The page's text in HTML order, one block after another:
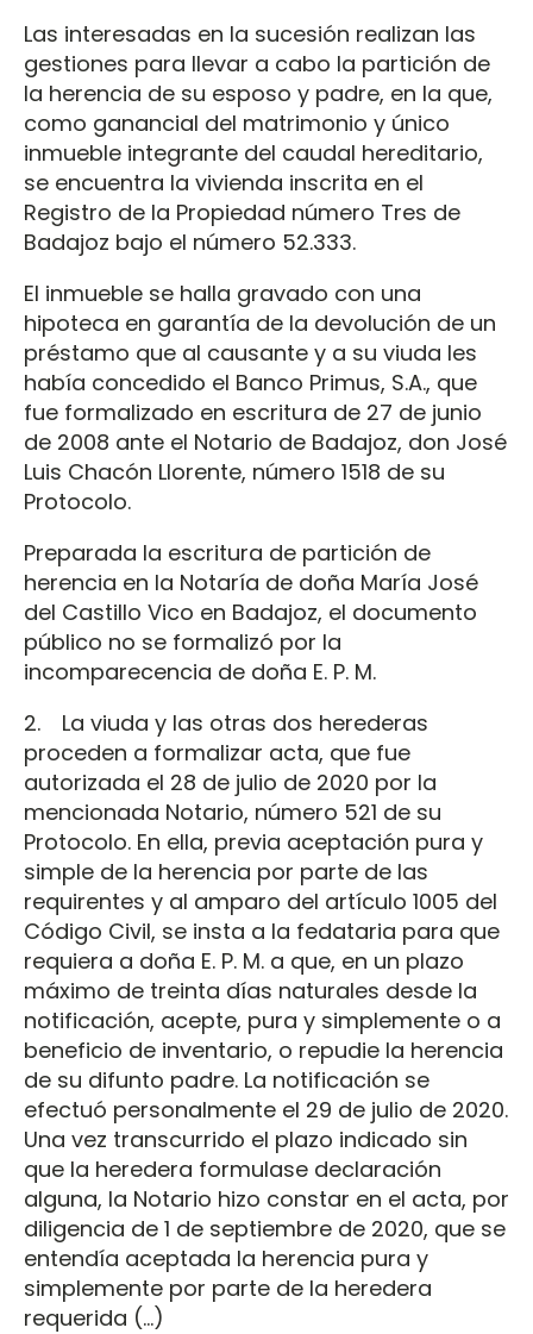
Las interesadas en la sucesión realizan las
gestiones para llevar a cabo la partición de
la herencia de su esposo y padre, en la que,
como ganancial del matrimonio y único
inmueble integrante del caudal hereditario,
se encuentra la vivienda inscrita en el
Registro de la Propiedad número Tres de
Badajoz bajo el número 52.333.
El inmueble se halla gravado con una
hipoteca en garantía de la devolución de un
préstamo que al causante y a su viuda les
había concedido el Banco Primus, S.A., que
fue formalizado en escritura de 27 de junio
de 2008 ante el Notario de Badajoz, don José
Luis Chacón Llorente, número 1518 de su
Protocolo.
Preparada la escritura de partición de
herencia en la Notaría de doña María José
del Castillo Vico en Badajoz, el documento
público no se formalizó por la
incomparecencia de doña E. P. M.
2. La viuda y las otras dos herederas
proceden a formalizar acta, que fue
autorizada el 28 de julio de 2020 por la
mencionada Notario, número 521 de su
Protocolo. En ella, previa aceptación pura y
simple de la herencia por parte de las
requirentes y al amparo del artículo 1005 del
Código Civil, se insta a la fedataria para que
requiera a doña E. P. M. a que, en un plazo
máximo de treinta días naturales desde la
notificación, acepte, pura y simplemente o a
beneficio de inventario, o repudie la herencia
de su difunto padre. La notificación se
efectuó personalmente el 29 de julio de 2020.
Una vez transcurrido el plazo indicado sin
que la heredera formulase declaración
alguna, la Notario hizo constar en el acta, por
diligencia de 1 de septiembre de 2020, que se
entendía aceptada la herencia pura y
simplemente por parte de la heredera
requerida (…)